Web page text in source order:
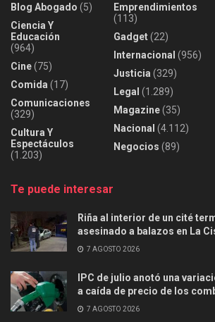
Blog Abogado (5)
Ciencia Y
Educación
(964)
Cine(75)
Comida (17)
Comunicaciones
(329)
Cultura Y
Espectáculos
(1.203)
Emprendimientos
(113)
Gadget(22)
Internacional (956)
Justicia (329)
Legal (1.289)
Magazine(35)
Nacional (4.112)
Negocios (89)
Te puede interesar
Riña al interior de un cité
asesinado a balazos en La
7 AGOSTO 2026
IPC de julio anotó una
a caída de precio de los
7 AGOSTO 2026